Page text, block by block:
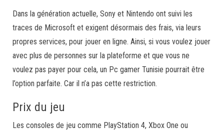
Dans la génération actuelle, Sony et Nintendo ont suivi les
traces de Microsoft et exigent désormais des frais, via leurs
propres services, pour jouer en ligne. Ainsi, si vous voulez jouer
avec plus de personnes sur la plateforme et que vous ne
voulez pas payer pour cela, un Pc gamer Tunisie pourrait être
l’option parfaite. Car il n’a pas cette restriction.
Prix du jeu
Les consoles de jeu comme PlayStation 4, Xbox One ou